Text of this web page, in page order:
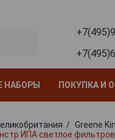
НАБОРЫ ПОКУПКА И
Greene
ИПА светлое